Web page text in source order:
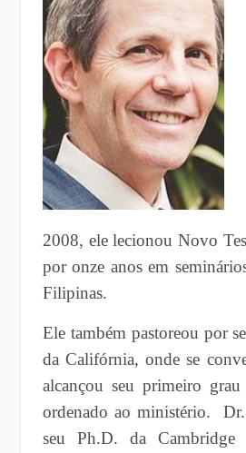
2008, ele lecionou Novo
por onze anos em
Filipinas.
Ele também pastoreou por
da Califórnia, onde se
alcançou seu primeiro
ordenado ao ministério. Dr.
seu Ph.D. da Cambridge